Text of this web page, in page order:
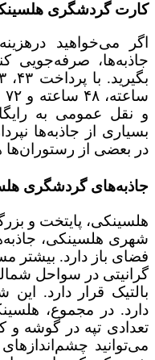
کارت گردشگری
اگر می‌خواهید
جاذبه‌ها، صرفه‌جویی
و نقل عمومی به
بسیاری از جاذبه‌ها
در بعضی از
جاذبه‌های گردشگری
هلسینکی، پایتخت و
شهری هلسینکی،
فضای باز دارد. بیشتر
گرانیتی در سواحل
بالتیک قرار دارد.
دارد. در مجموع،
تعدادی تپه در گوشه و
می‌توانید چشم‌اندازهای